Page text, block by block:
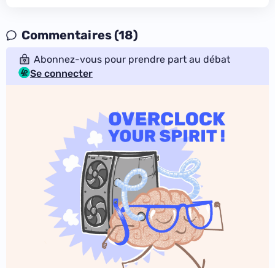
Commentaires (18)
Abonnez-vous pour prendre part au débat
Se connecter